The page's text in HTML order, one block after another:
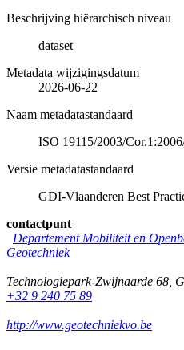
Beschrijving hiërarchisch niveau
dataset
Metadata wijzigingsdatum
2026-06-22
Naam metadatastandaard
ISO 19115/2003/
Versie metadatastandaard
GDI-Vlaanderen Best
contactpunt
Departement Mobiliteit en
Geotechniek
Technologiepark-Zwijnaarde 68
+32 9 240 75 89
http://www.geotechniekvo.be